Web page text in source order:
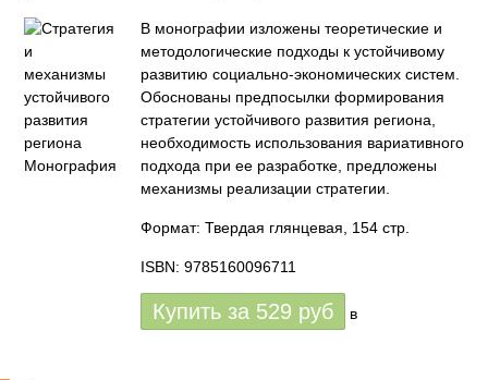
В монографии изложены теоретические и
методологические подходы к устойчивому
развитию социально-экономических систем.
Обоснованы предпосылки формирования
стратегии устойчивого развития региона,
необходимость использования вариативного
подхода при ее разработке, предложены
механизмы реализации стратегии.
Формат: Твердая глянцевая, 154 стр.
ISBN: 9785160096711
Купить за 529 руб в